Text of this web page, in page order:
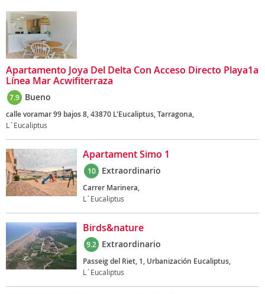
Apartamento Joya Del Delta Con Acceso Directo Playa1a
Línea Mar Acwifiterraza
7.9 Bueno
calle voramar 99 bajos 8, 43870 L'Eucaliptus, Tarragona,
L´Eucaliptus
Apartament Simo 1
10 Extraordinario
Carrer Marinera,
L´Eucaliptus
Birds&nature
9.2 Extraordinario
Passeig del Riet, 1, Urbanización Eucaliptus,
L´Eucaliptus